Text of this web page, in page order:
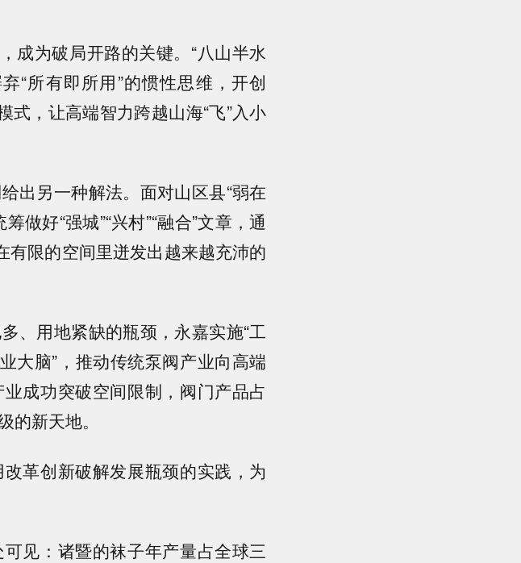
为破局开路的关键。“八山半水
“所有即所用”的惯性思维，开创
式，让高端智力跨越山海“飞”入小
另一种解法。面对山区县“弱在
做好“强城”“兴村”“融合”文章，通
有限的空间里迸发出越来越充沛的
用地紧缺的瓶颈，永嘉实施“工
大脑”，推动传统泵阀产业向高端
成功突破空间限制，阀门产品占
新天地。
革创新破解发展瓶颈的实践，为
见：诸暨的袜子年产量占全球三